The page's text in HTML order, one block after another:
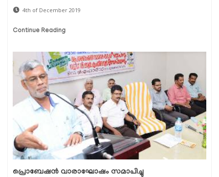
4th of December 2019
Continue Reading
പ്രൊബേഷന്‍ വാരാഘോഷം സമാപിച്ചു